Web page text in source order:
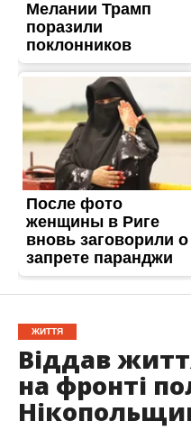
ЖИТТЯ
Віддав
на фронті